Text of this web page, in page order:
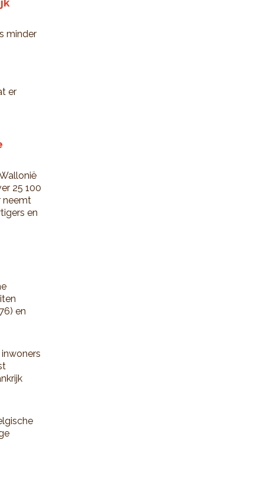
minder
er
25 100
neemt
en
en